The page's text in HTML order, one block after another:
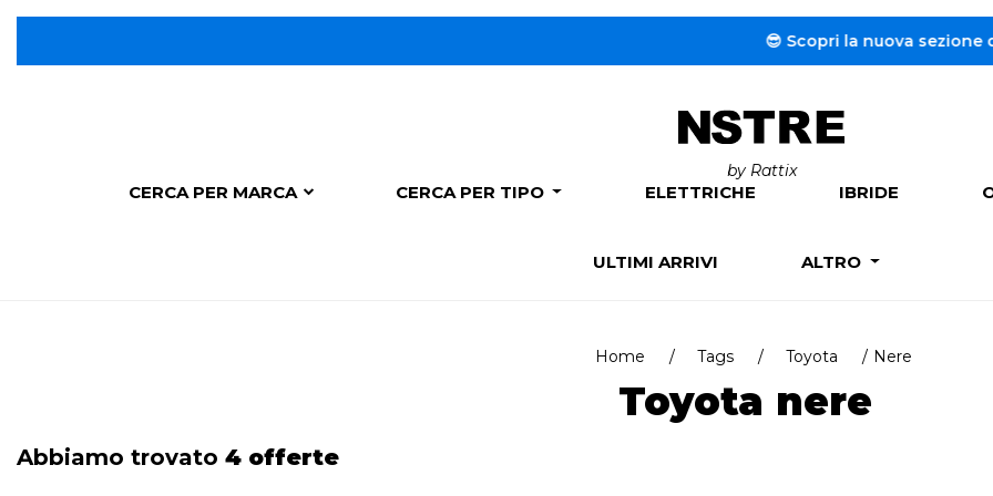
😎 Scopri la nuova sezione dedicata
by Rattix
CERCA PER MARCA CERCA PER TIPO ELETTRICHE IBRIDE
ULTIMI ARRIVI ALTRO
Home Tags Toyota Nere
Toyota nere
Abbiamo trovato 4 offerte